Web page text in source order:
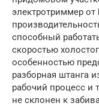
электротриммер
способный
скоростью
особенностью
разборная штанга
рабочий процесс и
не склонен к